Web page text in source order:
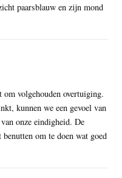
paarsblauw en zijn mond
volgehouden overtuiging.
kunnen we een gevoel van
onze eindigheid. De
om te doen wat goed